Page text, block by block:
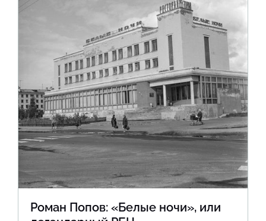
Роман Попов: «Белые ночи», или